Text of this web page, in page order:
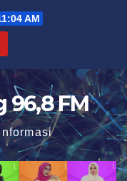
AM
96,8 FM